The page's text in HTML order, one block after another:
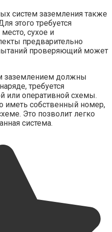
систем заземления также
этого требуется
сухое и
предварительно
проверяющий может
заземлением должны
требуется
или оперативной схемы.
иметь собственный номер,
Это позволит легко
система.